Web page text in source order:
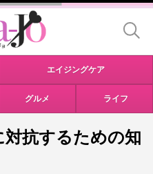
エイジングケア
グルメ ライフ
抗するための知